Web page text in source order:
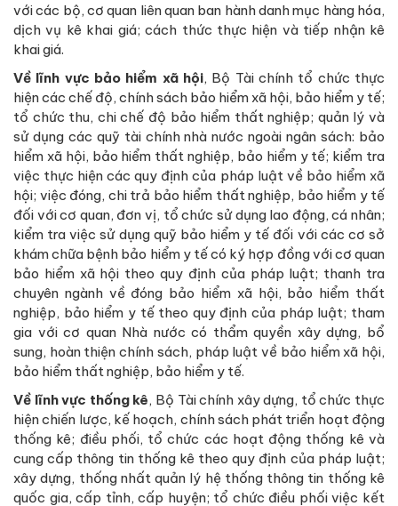
với các bộ, cơ quan liên quan ban hành danh mục hàng hóa,
dịch vụ kê khai giá; cách thức thực hiện và tiếp nhận kê
khai giá.
Về lĩnh vực bảo hiểm xã hội, Bộ Tài chính tổ chức thực
hiện các chế độ, chính sách bảo hiểm xã hội, bảo hiểm y tế;
tổ chức thu, chi chế độ bảo hiểm thất nghiệp; quản lý và
sử dụng các quỹ tài chính nhà nước ngoài ngân sách: bảo
hiểm xã hội, bảo hiểm thất nghiệp, bảo hiểm y tế; kiểm tra
việc thực hiện các quy định của pháp luật về bảo hiểm xã
hội; việc đóng, chi trả bảo hiểm thất nghiệp, bảo hiểm y tế
đối với cơ quan, đơn vị, tổ chức sử dụng lao động, cá nhân;
kiểm tra việc sử dụng quỹ bảo hiểm y tế đối với các cơ sở
khám chữa bệnh bảo hiểm y tế có ký hợp đồng với cơ quan
bảo hiểm xã hội theo quy định của pháp luật; thanh tra
chuyên ngành về đóng bảo hiểm xã hội, bảo hiểm thất
nghiệp, bảo hiểm y tế theo quy định của pháp luật; tham
gia với cơ quan Nhà nước có thẩm quyền xây dựng, bổ
sung, hoàn thiện chính sách, pháp luật về bảo hiểm xã hội,
bảo hiểm thất nghiệp, bảo hiểm y tế.
Về lĩnh vực thống kê, Bộ Tài chính xây dựng, tổ chức thực
hiện chiến lược, kế hoạch, chính sách phát triển hoạt động
thống kê; điều phối, tổ chức các hoạt động thống kê và
cung cấp thông tin thống kê theo quy định của pháp luật;
xây dựng, thống nhất quản lý hệ thống thông tin thống kê
quốc gia, cấp tỉnh, cấp huyện; tổ chức điều phối việc kết